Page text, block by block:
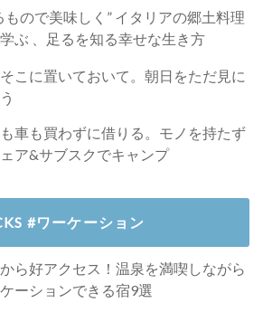
もので美味しく” イタリアの郷土料理
ぶ 、足るを知る幸せな生き方
こに置いておいて。朝日をただ見に
車も買わずに借りる。モノを持たず
ア&サブスクでキャンプ
#ワーケーション
ら好アクセス！温泉を満喫しながら
ーションできる宿9選